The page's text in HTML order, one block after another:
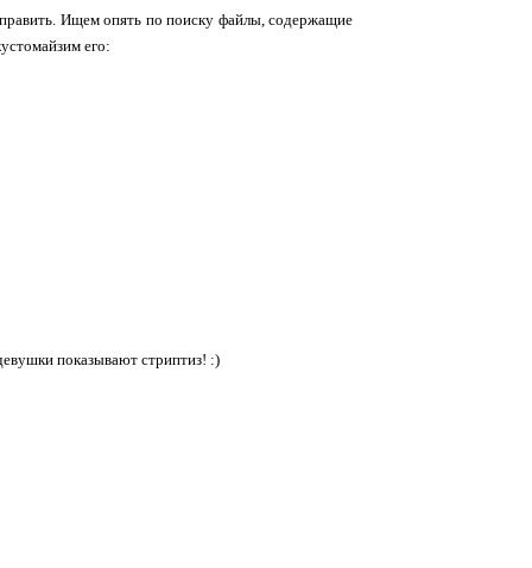
Ищем опять по поиску файлы, содержащие
его:
показывают стриптиз! :)